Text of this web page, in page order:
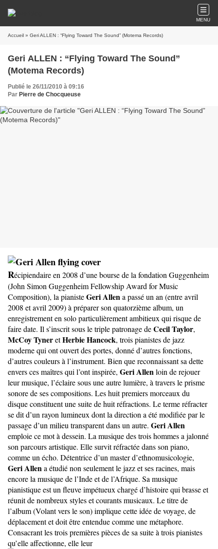
MENU
Accueil » Geri ALLEN : “Flying Toward The Sound” (Motema Records)
Geri ALLEN : “Flying Toward The Sound”
(Motema Records)
Publié le 26/11/2010 à 09:16
Par Pierre de Chocqueuse
Récipiendaire en 2008 d’une bourse de la fondation Guggenheim
(John Simon Guggenheim Fellowship Award for Music
Composition), la pianisteGeri Allena passé un an (entre avril
2008 et avril 2009) à préparer son quatorzième album, un
enregistrement en solo particulièrement ambitieux qui risque de
faire date. Il s’inscrit sous le triple patronage deCecil Taylor,
McCoy TyneretHerbie Hancock, trois pianistes de jazz
moderne qui ont ouvert des portes, donné d’autres fonctions,
d’autres couleurs à l’instrument. Bien que reconnaissant sa dette
envers ces maîtres qui l’ont inspirée, Geri Allenloin de rejouer
leur musique, l’éclaire sous une autre lumière, à travers le prisme
sonore de ses compositions. Les huit premiers morceaux du
disque constituent une suite de huit réfractions. Le terme réfracter
se dit d’un rayon lumineux dont la direction a été modifiée par le
passage d’un milieu transparent dans un autre. Geri Allen
emploie ce mot à dessein. La musique des trois hommes a jalonné
son parcours artistique. Elle survit réfractée dans son piano,
comme un écho. Détentrice d’un master d’ethnomusicologie,
Geri Allena étudié non seulement le jazz et ses racines, mais
encore la musique de l’Inde et de l’Afrique. Sa musique
pianistique est un fleuve impétueux chargé d’histoire qui brasse et
réunit de nombreux styles et courants musicaux. Le titre de
l’album (Volant vers le son) implique cette idée de voyage, de
déplacement et doit être entendue comme une métaphore.
Consacrant les trois premières pièces de sa suite à trois pianistes
qu’elle affectionne, elle leur